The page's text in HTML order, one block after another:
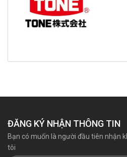
ĐĂNG KÝ NHẬN THÔNG TIN
Bạn có muốn là người đầu tiên nhận
tôi